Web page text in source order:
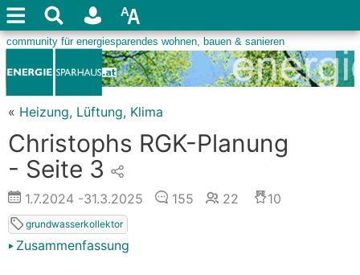
« Heizung, Lüftung, Klima
Christophs RGK-Planung
- Seite 3
1.7.2024 -31.3.2025 155 22 10
grundwasserkollektor
Zusammenfassung